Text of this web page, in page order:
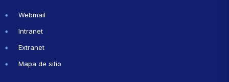
Webmail
Intranet
Extranet
Mapa de sitio